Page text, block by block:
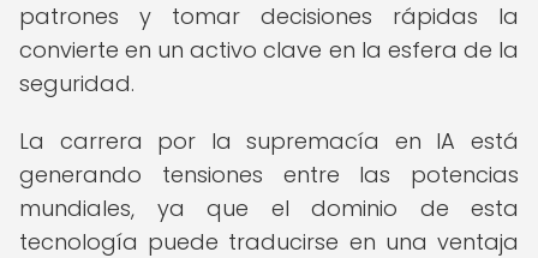
patrones y tomar decisiones rápidas la
convierte en un activo clave en la esfera de la
seguridad.
La carrera por la supremacía en IA está
generando tensiones entre las potencias
mundiales, ya que el dominio de esta
tecnología puede traducirse en una ventaja